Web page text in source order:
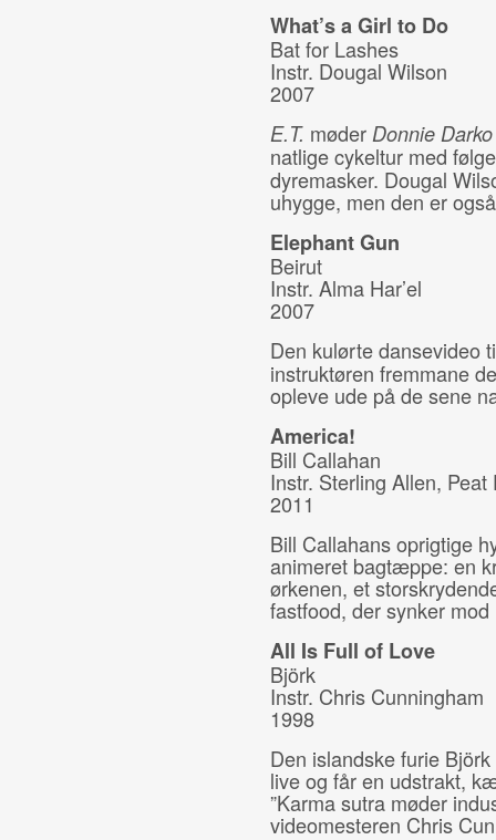
What’s a Girl to Do
Bat for Lashes
Instr. Dougal Wilson
2007
E.T. møder Donnie
natlige cykeltur med
dyremasker. Dougal
uhygge, men den er
Elephant Gun
Beirut
Instr. Alma Har’el
2007
Den kulørte dansevideo
instruktøren fremmane
opleve ude på de sene
America!
Bill Callahan
Instr. Sterling Allen,
2011
Bill Callahans oprigtige
animeret bagtæppe: en
ørkenen, et
fastfood, der synker
All Is Full of Love
Björk
Instr. Chris Cunningham
1998
Den islandske furie
live og får en udstrakt,
”Karma sutra møder
videomesteren Chris